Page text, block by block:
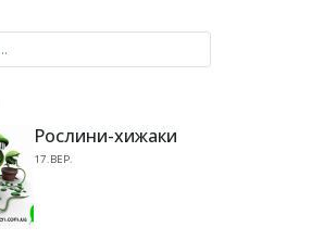
Рослини-хижаки
17.ВЕР.